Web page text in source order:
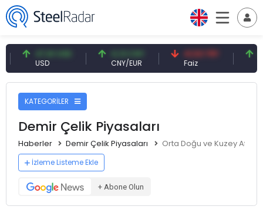
47,61 USD 0,13 CNY
CNY/EUR
41,53 TRY 83,27
KATEGORİLER
Demir Çelik Piyasaları
Haberler Demir Çelik Piyasaları Orta Doğu ve Kuzey
İzleme Listeme Ekle
+ Abone Olun